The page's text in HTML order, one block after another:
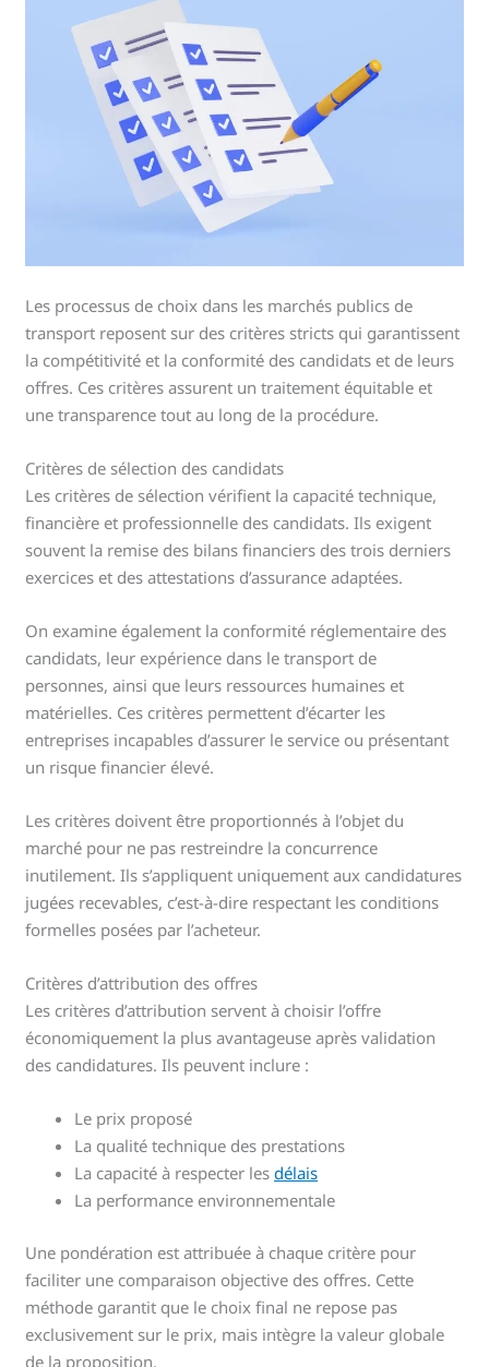
Les processus de choix dans les marchés publics de
transport reposent sur des critères stricts qui garantissent
la compétitivité et la conformité des candidats et de leurs
offres. Ces critères assurent un traitement équitable et
une transparence tout au long de la procédure.
Critères de sélection des candidats
Les critères de sélection vérifient la capacité technique,
financière et professionnelle des candidats. Ils exigent
souvent la remise des bilans financiers des trois derniers
exercices et des attestations d’assurance adaptées.
On examine également la conformité réglementaire des
candidats, leur expérience dans le transport de
personnes, ainsi que leurs ressources humaines et
matérielles. Ces critères permettent d’écarter les
entreprises incapables d’assurer le service ou présentant
un risque financier élevé.
Les critères doivent être proportionnés à l’objet du
marché pour ne pas restreindre la concurrence
inutilement. Ils s’appliquent uniquement aux candidatures
jugées recevables, c’est-à-dire respectant les conditions
formelles posées par l’acheteur.
Critères d’attribution des offres
Les critères d’attribution servent à choisir l’offre
économiquement la plus avantageuse après validation
des candidatures. Ils peuvent inclure :
Le prix proposé
La qualité technique des prestations
La capacité à respecter lesdélais
La performance environnementale
Une pondération est attribuée à chaque critère pour
faciliter une comparaison objective des offres. Cette
méthode garantit que le choix final ne repose pas
exclusivement sur le prix, mais intègre la valeur globale
de la proposition.